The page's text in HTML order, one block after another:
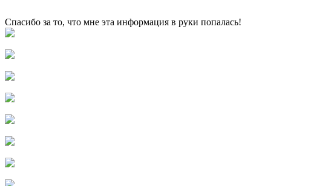
Спасибо за то, что мне эта информация в руки попалась!